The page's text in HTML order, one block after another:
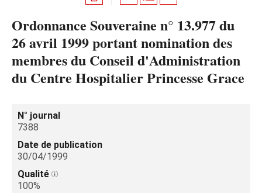
Ordonnance Souveraine n° 13.977 du
26 avril 1999 portant nomination des
membres du Conseil d'Administration
du Centre Hospitalier Princesse Grace
N° journal
7388
Date de publication
30/04/1999
Qualité
100%